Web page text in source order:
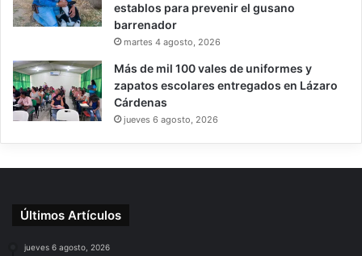
establos para prevenir el gusano
barrenador
martes 4 agosto, 2026
Más de mil 100 vales de uniformes y
zapatos escolares entregados en Lázaro
Cárdenas
jueves 6 agosto, 2026
Últimos Artículos
jueves 6 agosto, 2026